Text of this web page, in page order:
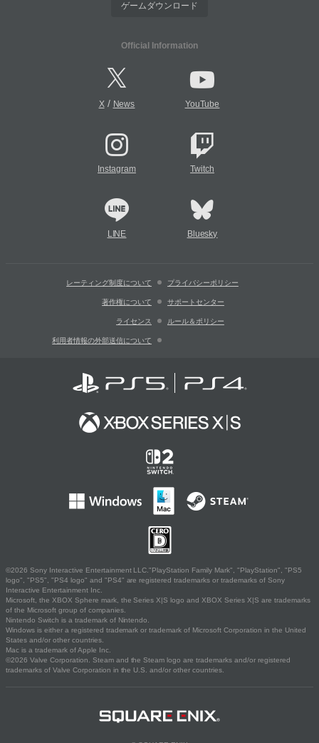
ゲームダウンロード
Official Information
X/ News YouTube
Instagram Twitch
LINE Bluesky
レーティング制度について プライバシーポリシー
著作権について サポートセンター
ライセンス ルール＆ポリシー
利用者情報の外部送信について
©2026 Sony Interactive Entertainment LLC."PlayStation Family Mark", "PlayStation", "PS5
logo", "PS5", "PS4 logo" and "PS4" are registered trademarks or trademarks of Sony
Interactive Entertainment Inc.
Microsoft, the XBOX Sphere mark, the Series X|S logo and XBOX Series X|S are trademarks
of the Microsoft group of companies.
Nintendo Switch is a trademark of Nintendo.
Windows is either a registered trademark or trademark of Microsoft Corporation in the United
States and/or other countries.
Mac is a trademark of Apple Inc.
©2026 Valve Corporation. Steam and the Steam logo are trademarks and/or registered
trademarks of Valve Corporation in the U.S. and/or other countries.